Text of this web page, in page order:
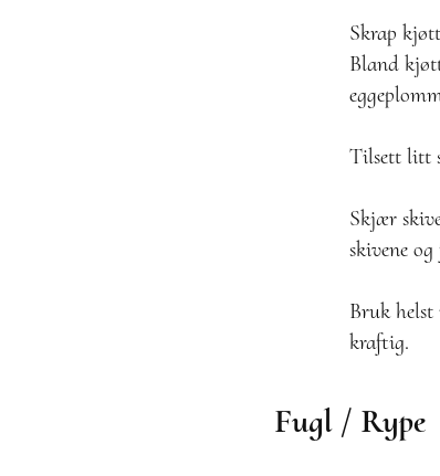
Skrap
Bland
Tilsett litt
Skjær
skivene
Bruk
kraftig.
Fugl / Rype